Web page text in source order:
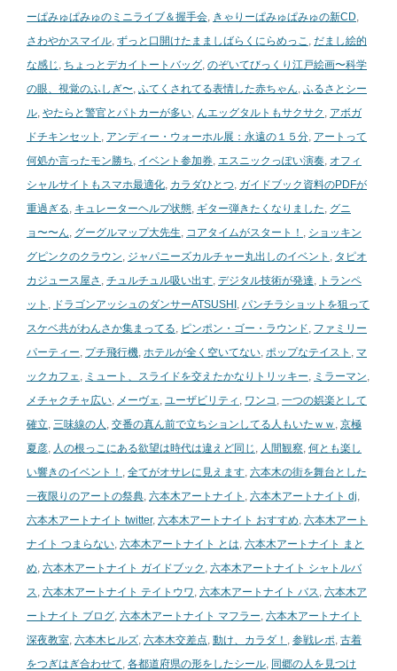
ーぱみゅぱみゅのミニライブ＆握手会, きゃりーぱみゅぱみゅの新CD,
さわやかスマイル, ずっと口開けたまましばらくにらめっこ , だまし絵的
な感じ , ちょっとデカイトートバッグ, のぞいてびっくり江戸絵画〜科学
の眼、視覚のふしぎ〜, ふてくされてる表情した赤ちゃん, ふるさとシー
ル, やたらと警官とパトカーが多い, んエッグタルトもサクサク , アボガ
ドチキンセット , アンディー・ウォーホル展：永遠の１５分, アートって
何処か言ったモン勝ち, イベント参加券, エスニックっぽい演奏, オフィ
シャルサイトもスマホ最適化, カラダひとつ, ガイドブック資料のPDFが
重過ぎる, キュレーターヘルプ状態, ギター弾きたくなりました, グニ
ョ〜〜ん, グーグルマップ大先生, コアタイムがスタート！ , ショッキン
グピンクのクラウン, ジャパニーズカルチャー丸出しのイベント , タピオ
カジュース屋さ , チュルチュル吸い出す, デジタル技術が発達, トランペ
ット , ドラゴンアッシュのダンサーATSUSHI, パンチラショットを狙って
スケベ共がわんさか集まってる, ピンポン・ゴー・ラウンド, ファミリー
パーティー, プチ飛行機, ホテルが全く空いてない, ポップなテイスト , マ
ックカフェ, ミュート、スライドを交えたかなりトリッキー, ミラーマン,
メチャクチャ広い, メーヴェ, ユーザビリティ , ワンコ , 一つの娯楽として
確立, 三味線の人 , 交番の真ん前で立ちションしてる人もいたｗｗ , 京極
夏彦, 人の根っこにある欲望は時代は違えど同じ , 人間観察, 何とも楽し
い響きのイベント！ , 全てがオサレに見えます, 六本木の街を舞台とした
一夜限りのアートの祭典, 六本木アートナイト , 六本木アートナイト dj,
六本木アートナイト twitter, 六本木アートナイト おすすめ, 六本木アート
ナイト つまらない, 六本木アートナイト とは, 六本木アートナイト まと
め, 六本木アートナイト ガイドブック , 六本木アートナイト シャトルバ
ス, 六本木アートナイト テイトウワ, 六本木アートナイト バス, 六本木ア
ートナイト ブログ, 六本木アートナイト マフラー, 六本木アートナイト
深夜教室, 六本木ヒルズ, 六本木交差点, 動け、カラダ！ , 参戦レポ, 古着
をつぎはぎ合わせて, 各都道府県の形をしたシール, 同郷の人を見つけ